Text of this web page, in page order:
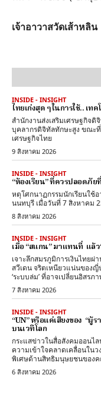
เจ้าอาวาสวัดเส้าหลิน
INSIDE - INSIGHT
ไทยเก่งสุด ๆ ในการใช้.. เ
สำนักงานส่งเสริมเศรษฐกิจ
บุคลากรดิจิทัลทักษะสูง ขณะ
เศรษฐกิจไทย
9 สิงหาคม 2026
INSIDE - INSIGHT
“ห้องเรียน” ที่ควรปลอด
หตุโศกนาฏกรรมนักเรียนใช้
8 สิงหาคม 2026
INSIDE - INSIGHT
เมื่อ “สแกน” มาแทนที่ แล้
เจาะลึกสมรภูมิการเงินไทยผ่
สวีเดน จริตเหนียวแน่นของญี่
‘ระบบล่ม’ ที่อาจเปลี่ยนอิสร
7 สิงหาคม 2026
INSIDE - INSIGHT
“UN” หรือแค่เสียงของ “
บนเวทีโลก
กระแสข่าวในสื่อสังคมออนไล
ความเข้าใจคลาดเคลื่อนใน
พิเศษด้านสิทธิมนุษยชนของ
6 สิงหาคม 2026